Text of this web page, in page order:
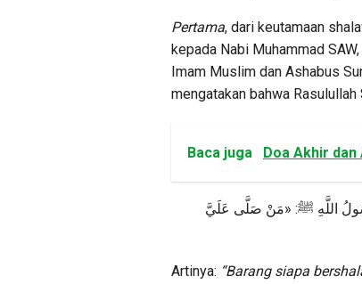
Pertama, dari keutamaan
kepada Nabi Muhammad
Imam Muslim dan Ashabus
mengatakan bahwa Rasulullah
Baca juga Doa Akhir
اللَّهِ ﷺ: «مَنْ صَلَّى عَلَيَّ
Artinya: “Barang siapa